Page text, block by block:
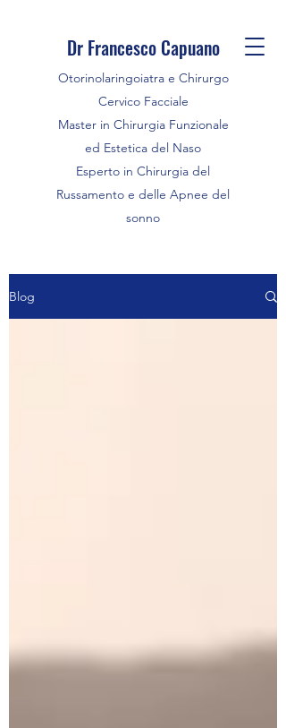
Dr Francesco Capuano
Otorinolaringoiatra e Chirurgo
Cervico Facciale
Master in Chirurgia Funzionale
ed Estetica del Naso
Esperto in Chirurgia del
Russamento e delle Apnee del
sonno
Blog